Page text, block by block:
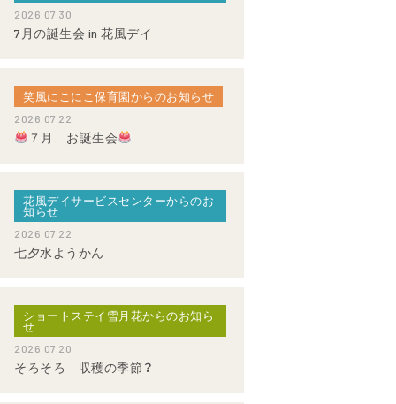
2026.07.30
7月の誕生会 in 花風デイ
笑風にこにこ保育園からのお知らせ
2026.07.22
７月 お誕生会
花風デイサービスセンターからのお
知らせ
2026.07.22
七夕水ようかん
ショートステイ雪月花からのお知ら
せ
2026.07.20
そろそろ 収穫の季節？